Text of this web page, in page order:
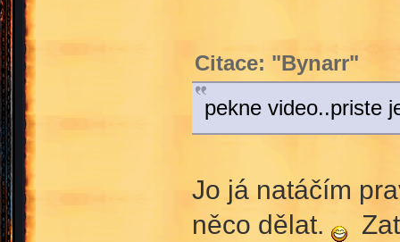
Citace: "Bynarr"
pekne video..priste
Jo já natáčím
něco dělat.